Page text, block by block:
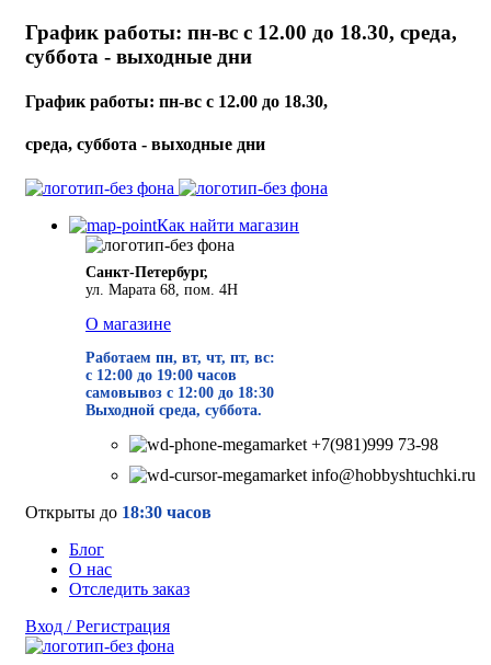
График работы: пн-вс с 12.00 до 18.30, среда,
суббота - выходные дни
График работы: пн-вс с 12.00 до 18.30,
среда, суббота - выходные дни
Как найти магазин
Санкт-Петербург,
ул. Марата 68, пом. 4Н
О магазине
Работаем пн, вт, чт, пт, вс:
с 12:00 до 19:00 часов
самовывоз с 12:00 до 18:30
Выходной среда, суббота.
+7(981)999 73-98
info@hobbyshtuchki.ru
Открыты до 18:30 часов
Блог
О нас
Отследить заказ
Вход / Регистрация